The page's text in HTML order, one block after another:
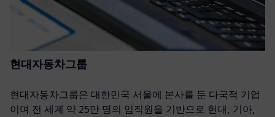
현대자동차그룹
현대자동차그룹은 대한민국 서울에 본사를 둔 다국적 기업
이며 전 세계 약 25만 명의 임직원을 기반으로 현대, 기아,